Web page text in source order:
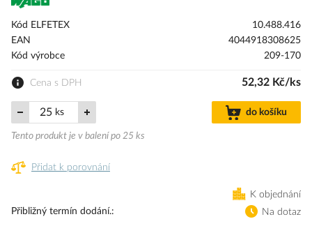
galerie
s
Kód ELFETEX
10.488.416
EAN
4044918308625
Kód výrobce
209-170
Cena s DPH 52,32 Kč/ks
ks do košíku
Tento produkt je v balení po 25 ks
Přidat k porovnání
K objednání
Přibližný termín dodání.
Na dotaz